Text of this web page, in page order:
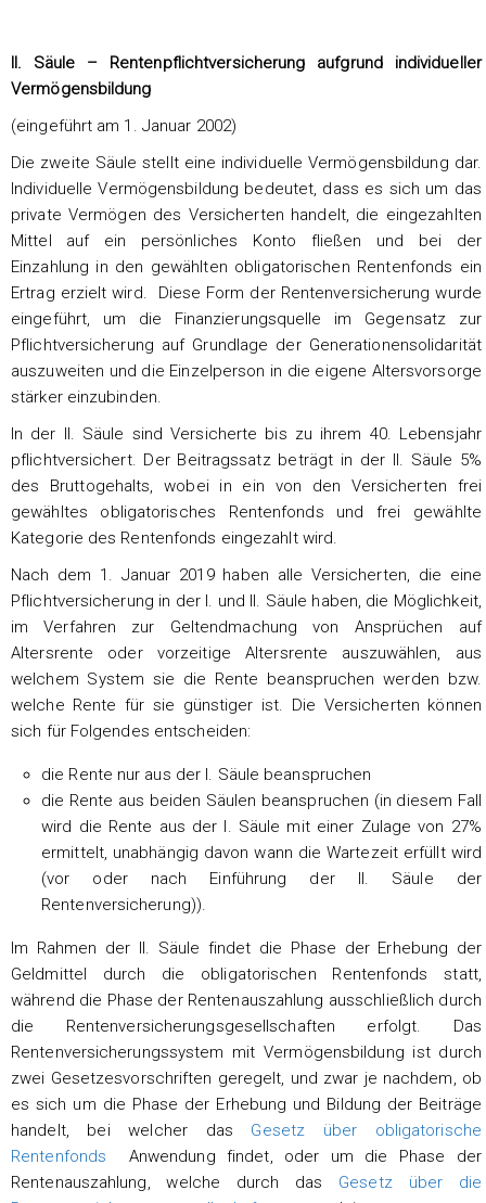
II. Säule – Rentenpflichtversicherung aufgrund individueller
Vermögensbildung
(eingeführt am 1. Januar 2002)
Die zweite Säule stellt eine individuelle Vermögensbildung dar.
Individuelle Vermögensbildung bedeutet, dass es sich um das
private Vermögen des Versicherten handelt, die eingezahlten
Mittel auf ein persönliches Konto fließen und bei der
Einzahlung in den gewählten obligatorischen Rentenfonds ein
Ertrag erzielt wird. Diese Form der Rentenversicherung wurde
eingeführt, um die Finanzierungsquelle im Gegensatz zur
Pflichtversicherung auf Grundlage der Generationensolidarität
auszuweiten und die Einzelperson in die eigene Altersvorsorge
stärker einzubinden.
In der II. Säule sind Versicherte bis zu ihrem 40. Lebensjahr
pflichtversichert. Der Beitragssatz beträgt in der II. Säule 5%
des Bruttogehalts, wobei in ein von den Versicherten frei
gewähltes obligatorisches Rentenfonds und frei gewählte
Kategorie des Rentenfonds eingezahlt wird.
Nach dem 1. Januar 2019 haben alle Versicherten, die eine
Pflichtversicherung in der I. und II. Säule haben, die Möglichkeit,
im Verfahren zur Geltendmachung von Ansprüchen auf
Altersrente oder vorzeitige Altersrente auszuwählen, aus
welchem System sie die Rente beanspruchen werden bzw.
welche Rente für sie günstiger ist. Die Versicherten können
sich für Folgendes entscheiden:
die Rente nur aus der I. Säule beanspruchen
die Rente aus beiden Säulen beanspruchen (in diesem Fall
wird die Rente aus der I. Säule mit einer Zulage von 27%
ermittelt, unabhängig davon wann die Wartezeit erfüllt wird
(vor oder nach Einführung der II. Säule der
Rentenversicherung)).
Im Rahmen der II. Säule findet die Phase der Erhebung der
Geldmittel durch die obligatorischen Rentenfonds statt,
während die Phase der Rentenauszahlung ausschließlich durch
die Rentenversicherungsgesellschaften erfolgt. Das
Rentenversicherungssystem mit Vermögensbildung ist durch
zwei Gesetzesvorschriften geregelt, und zwar je nachdem, ob
es sich um die Phase der Erhebung und Bildung der Beiträge
handelt, bei welcher das Gesetz über obligatorische
Rentenfonds Anwendung findet, oder um die Phase der
Rentenauszahlung, welche durch das Gesetz über die